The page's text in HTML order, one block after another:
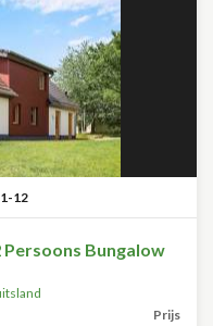
1-12
Bungalow
Prijs